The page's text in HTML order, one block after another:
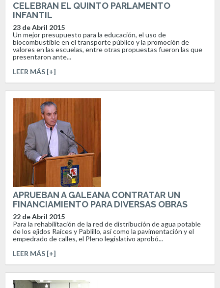
CELEBRAN EL QUINTO PARLAMENTO
INFANTIL
23 de Abril 2015
Un mejor presupuesto para la educación, el uso de
biocombustible en el transporte público y la promoción de
valores en las escuelas, entre otras propuestas fueron las que
presentaron ante...
LEER MÁS [+]
APRUEBAN A GALEANA CONTRATAR UN
FINANCIAMIENTO PARA DIVERSAS OBRAS
22 de Abril 2015
Para la rehabilitación de la red de distribución de agua potable
de los ejidos Raíces y Pablillo, así como la pavimentación y el
empedrado de calles, el Pleno legislativo aprobó...
LEER MÁS [+]